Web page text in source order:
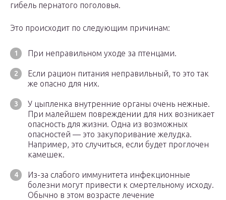
гибель пернатого поголовья.
Это происходит по следующим причинам:
При неправильном уходе за птенцами.
Если рацион питания неправильный, то это так
же опасно для них.
У цыпленка внутренние органы очень нежные.
При малейшем повреждении для них возникает
опасность для жизни. Одна из возможных
опасностей — это закупоривание желудка.
Например, это случиться, если будет проглочен
камешек.
Из-за слабого иммунитета инфекционные
болезни могут привести к смертельному исходу.
Обычно в этом возрасте лечение